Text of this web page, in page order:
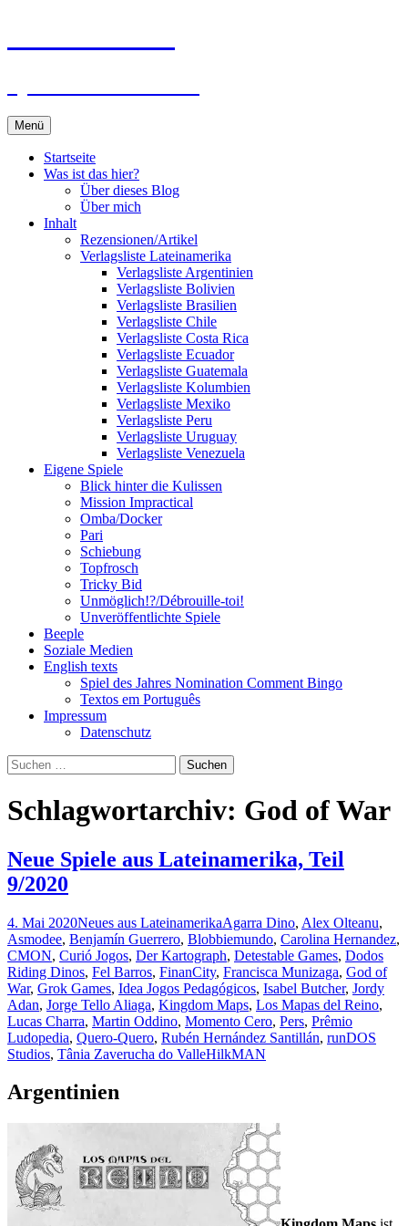
Menü
Startseite
Was ist das hier?
Über dieses Blog
Über mich
Inhalt
Rezensionen/Artikel
Verlagsliste Lateinamerika
Verlagsliste Argentinien
Verlagsliste Bolivien
Verlagsliste Brasilien
Verlagsliste Chile
Verlagsliste Costa Rica
Verlagsliste Ecuador
Verlagsliste Guatemala
Verlagsliste Kolumbien
Verlagsliste Mexiko
Verlagsliste Peru
Verlagsliste Uruguay
Verlagsliste Venezuela
Eigene Spiele
Blick hinter die Kulissen
Mission Impractical
Omba/Docker
Pari
Schiebung
Topfrosch
Tricky Bid
Unmöglich!?/Débrouille-toi!
Unveröffentlichte Spiele
Beeple
Soziale Medien
English texts
Spiel des Jahres Nomination Comment Bingo
Textos em Português
Impressum
Datenschutz
Suchen
nach:
Schlagwortarchiv: God of War
Neue Spiele aus Lateinamerika, Teil
9/2020
4. Mai 2020Neues aus LateinamerikaAgarra Dino, Alex Olteanu,
Asmodee, Benjamín Guerrero, Blobbiemundo, Carolina Hernandez,
CMON, Curió Jogos, Der Kartograph, Detestable Games, Dodos
Riding Dinos, Fel Barros, FinanCity, Francisca Munizaga, God of
War, Grok Games, Idea Jogos Pedagógicos, Isabel Butcher, Jordy
Adan, Jorge Tello Aliaga, Kingdom Maps, Los Mapas del Reino,
Lucas Charra, Martin Oddino, Momento Cero, Pers, Prêmio
Ludopedia, Quero-Quero, Rubén Hernández Santillán, runDOS
Studios, Tânia Zaverucha do ValleHilkMAN
Argentinien